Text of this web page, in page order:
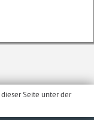
Seite unter der